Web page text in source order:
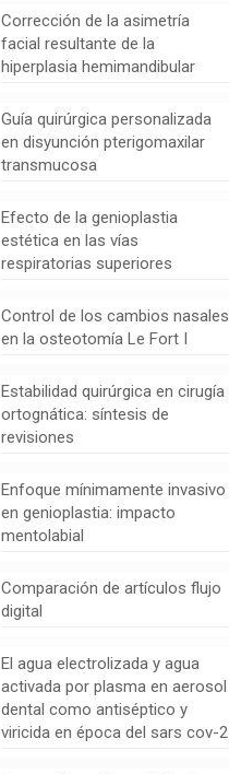
Corrección de la asimetría
facial resultante de la
hiperplasia hemimandibular
Guía quirúrgica personalizada
en disyunción pterigomaxilar
transmucosa
Efecto de la genioplastia
estética en las vías
respiratorias superiores
Control de los cambios nasales
en la osteotomía Le Fort I
Estabilidad quirúrgica en cirugía
ortognática: síntesis de
revisiones
Enfoque mínimamente invasivo
en genioplastia: impacto
mentolabial
Comparación de artículos flujo
digital
El agua electrolizada y agua
activada por plasma en aerosol
dental como antiséptico y
viricida en época del sars cov-2